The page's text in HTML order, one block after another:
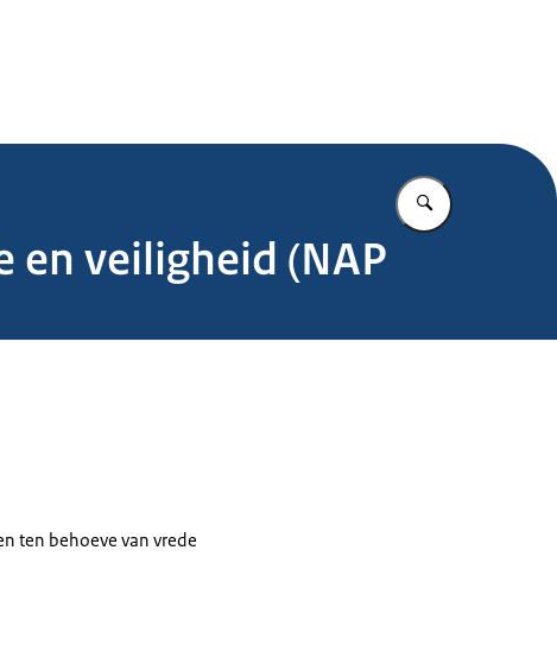
Vul in wat u
veiligheid (NAP
ten behoeve van vrede